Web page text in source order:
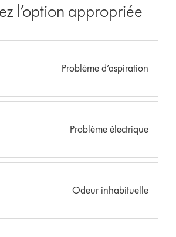
l’option appropriée
Problème d’aspiration
Problème électrique
Odeur inhabituelle